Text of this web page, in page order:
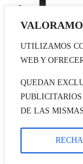
UTILIZAMOS
WEB Y
QUEDAN
DE LAS
Publicidad
Contacto
© 2026 masdearte.
Política de
Política de
Datos sociales